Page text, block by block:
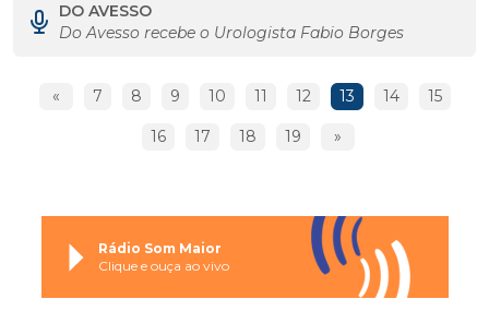
DO AVESSO
Do Avesso recebe o Urologista Fabio Borges
« 7 8 9 10 11 12 13 14 15
16 17 18 19 »
Rádio Som Maior
Clique e ouça ao vivo